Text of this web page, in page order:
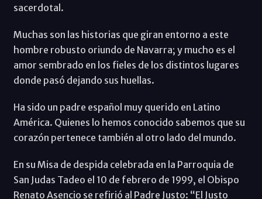
sacerdotal.
Muchas son las historias que giran entorno a este
hombre robusto oriundo de Navarra; y mucho es el
amor sembrado en los fieles de los distintos lugares
donde pasó dejando sus huellas.
Ha sido un padre español muy querido en Latino
América. Quienes lo hemos conocido sabemos que su
corazón pertenece también al otro lado del mundo.
En su Misa de despida celebrada en la Parroquia de
San Judas Tadeo el 10 de febrero de 1999, el Obispo
Renato Asencio se refirió al Padre Justo: “El Justo